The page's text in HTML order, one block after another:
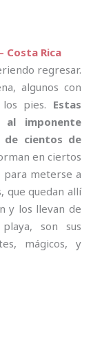
Costa Rica
regresar.
algunos con
pies. Estas
al imponente
de cientos de
en ciertos
para meterse a
que quedan allí
y los llevan de
son sus
mágicos, y